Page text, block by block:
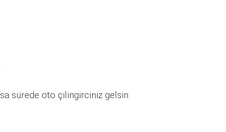
sürede oto çilingirciniz gelsin.